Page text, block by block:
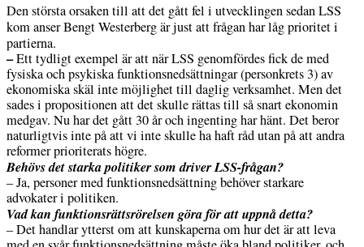
Den största orsaken till att det gått fel i utvecklingen sedan LSS
kom anser Bengt Westerberg är just attfrågan har låg prioritet i
partierna.
–Ett tydligt exempel är att när LSS genomfördes fick de med
fysiska och psykiska funktionsnedsättningar (personkrets 3) av
ekonomiska skäl inte möjlighet till daglig verksamhet. Men det
sades i propositionen att det skulle rättas till så snart ekonomin
medgav. Nu har det gått 30 år och ingenting har hänt. Det beror
naturligtvis inte på att vi inte skulle ha haft råd utan på att andra
reformer prioriterats högre.
Behövs det starka politiker som driver LSS-frågan?
– Ja, personer med funktionsnedsättning behöver starkare
advokater i politiken.
Vad kan funktionsrättsrörelsen göra för att uppnå detta?
– Det handlar ytterst om att kunskaperna om hur det är att leva